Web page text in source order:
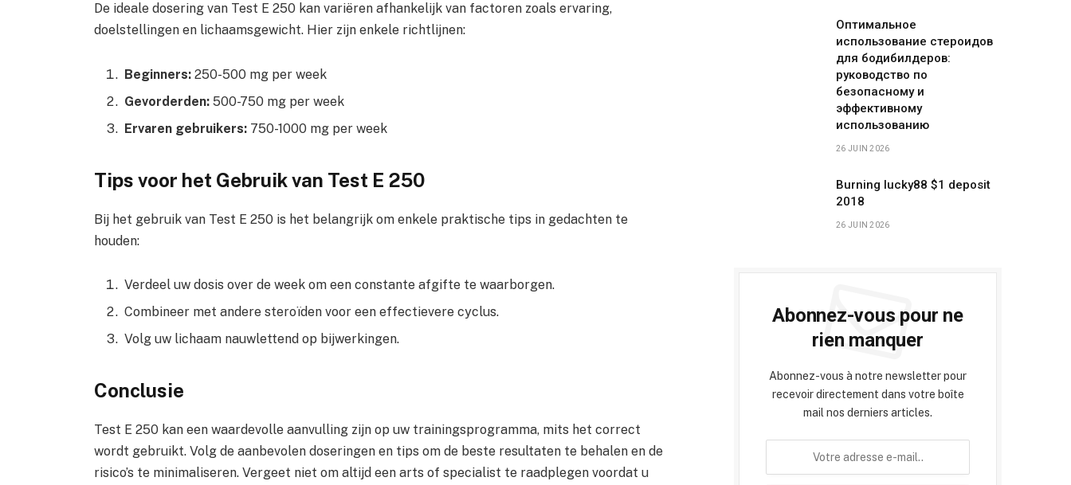
De ideale dosering van Test E 250 kan variëren afhankelijk van factoren zoals ervaring,
doelstellingen en lichaamsgewicht. Hier zijn enkele richtlijnen:
Beginners:250-500 mg per week
Gevorderden:500-750 mg per week
Ervaren gebruikers:750-1000 mg per week
Tips voor het Gebruik van Test E 250
Bij het gebruik van Test E 250 is het belangrijk om enkele praktische tips in gedachten te
houden:
Verdeel uw dosis over de week om een constante afgifte te waarborgen.
Combineer met andere steroïden voor een effectievere cyclus.
Volg uw lichaam nauwlettend op bijwerkingen.
Conclusie
Test E 250 kan een waardevolle aanvulling zijn op uw trainingsprogramma, mits het correct
wordt gebruikt. Volg de aanbevolen doseringen en tips om de beste resultaten te behalen en de
risico’s te minimaliseren. Vergeet niet om altijd een arts of specialist te raadplegen voordat u
Оптимальное
использование стероидов
для бодибилдеров:
руководство по
безопасному и
эффективному
использованию
26 JUIN 2026
Burning lucky88 $1 deposit
2018
26 JUIN 2026
Abonnez-vous pour ne
rien manquer
Abonnez-vous à notre newsletter pour
recevoir directement dans votre boîte
mail nos derniers articles.